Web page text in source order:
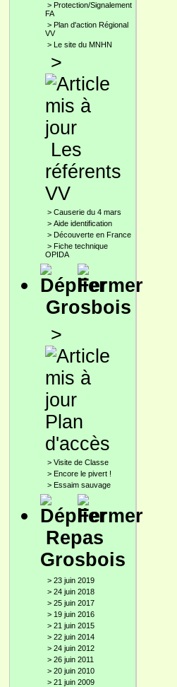
> Protection/Signalement
FA
> Plan d'action Régional
VV
> Le site du MNHN
>
Les
référents
VV
> Causerie du 4 mars
> Aide identification
> Découverte en France
> Fiche technique
OPIDA
Grosbois
>
Plan
d'accès
> Visite de Classe
> Encore le pivert !
> Essaim sauvage
Repas
Grosbois
> 23 juin 2019
> 24 juin 2018
> 25 juin 2017
> 19 juin 2016
> 21 juin 2015
> 22 juin 2014
> 24 juin 2012
> 26 juin 2011
> 20 juin 2010
> 21 juin 2009